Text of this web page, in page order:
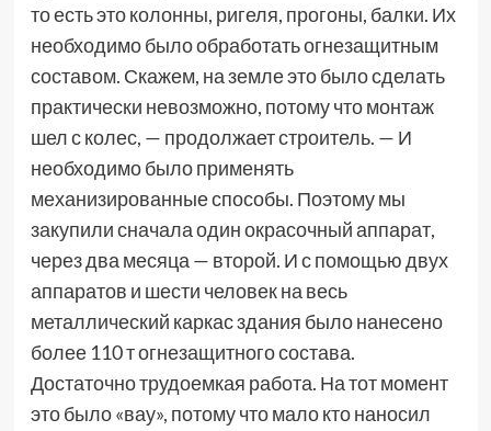
то есть это колонны, ригеля, прогоны, балки. Их
необходимо было обработать огнезащитным
составом. Скажем, на земле это было сделать
практически невозможно, потому что монтаж
шел с колес, — продолжает строитель. — И
необходимо было применять
механизированные способы. Поэтому мы
закупили сначала один окрасочный аппарат,
через два месяца — второй. И с помощью двух
аппаратов и шести человек на весь
металлический каркас здания было нанесено
более 110 т огнезащитного состава.
Достаточно трудоемкая работа. На тот момент
это было «вау», потому что мало кто наносил